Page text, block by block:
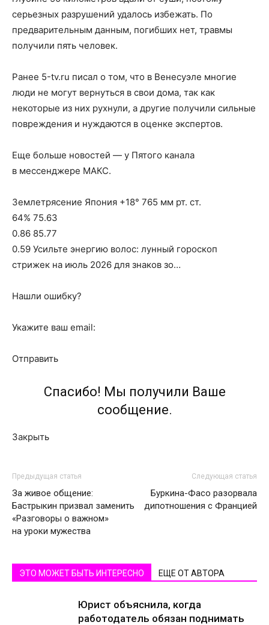
серьезных разрушений удалось избежать. По
предварительным данным, погибших нет, травмы
получили пять человек.
Ранее 5-tv.ru писал о том, что в Венесуэле многие
люди не могут вернуться в свои дома, так как
некоторые из них рухнули, а другие получили сильные
повреждения и нуждаются в оценке экспертов.
Еще больше новостей — у Пятого канала
в мессенджере МАКС.
Землетрясение Япония +18° 765 мм рт. ст.
64% 75.63
0.86 85.77
0.59 Усильте энергию волос: лунный гороскоп
стрижек на июль 2026 для знаков зо…
Нашли ошибку?
Укажите ваш email:
Отправить
Спасибо! Мы получили Ваше
сообщение.
Закрыть
Предыдущая статья
За живое общение:
Бастрыкин призвал заменить
«Разговоры о важном»
на уроки мужества
Следующая статья
Буркина-Фасо разорвала
дипотношения с Францией
ЭТО МОЖЕТ БЫТЬ ИНТЕРЕСНО ЕЩЕ ОТ АВТОРА
Юрист объяснила, когда
работодатель обязан поднимать